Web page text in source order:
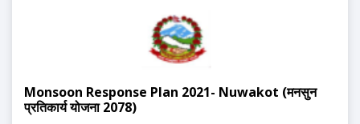
Monsoon Response Plan 2021- Nuwakot (मनसुन
प्रतिकार्य योजना 2078)